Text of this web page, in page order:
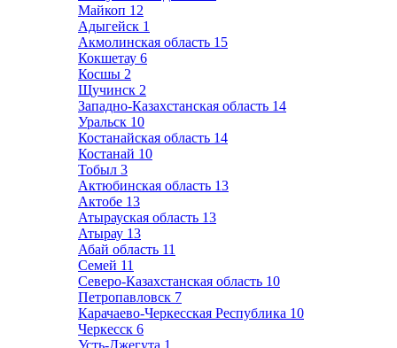
Майкоп 12
Адыгейск 1
Акмолинская область 15
Кокшетау 6
Косшы 2
Щучинск 2
Западно-Казахстанская область 14
Уральск 10
Костанайская область 14
Костанай 10
Тобыл 3
Актюбинская область 13
Актобе 13
Атырауская область 13
Атырау 13
Абай область 11
Семей 11
Северо-Казахстанская область 10
Петропавловск 7
Карачаево-Черкесская Республика 10
Черкесск 6
Усть-Джегута 1